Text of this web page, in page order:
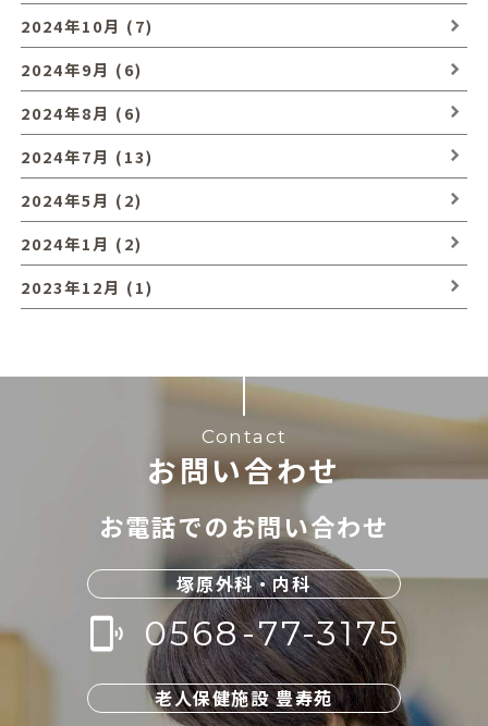
2024年10月 (7)
2024年9月 (6)
2024年8月 (6)
2024年7月 (13)
2024年5月 (2)
2024年1月 (2)
2023年12月 (1)
Contact
お問い合わせ
お電話でのお問い合わせ
塚原外科・内科
phonelink_ring 0568-77-3175
老人保健施設 豊寿苑